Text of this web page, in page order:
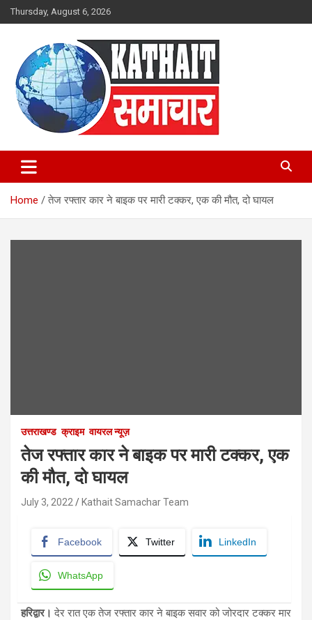
Skip
to
Thursday, August 6, 2026
Kathait Samachar – Latest
Uttarakhand News in Hindi,
Uttarakhand News Headlines
Home तेज रफ्तार कार ने बाइक पर मारी टक्कर, एक की मौत, दो घायल
उत्तराखण्ड क्राइम वायरल न्यूज़
तेज रफ्तार कार ने बाइक पर मारी टक्कर, एक
की मौत, दो घायल
July 3, 2022 Kathait Samachar Team
Facebook Twitter LinkedIn
WhatsApp
हरिद्वार। देर रात एक तेज रफ्तार कार ने बाइक सवार को जोरदार टक्कर मार